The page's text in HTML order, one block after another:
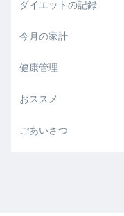
ダイエットの記録
今月の家計
健康管理
おススメ
ごあいさつ